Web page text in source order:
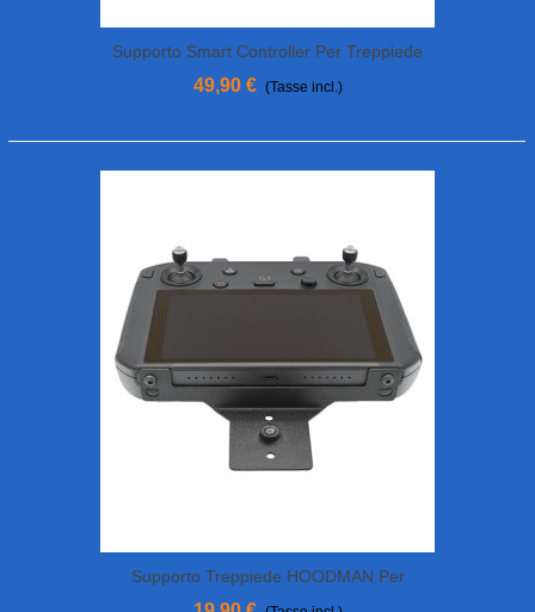
Supporto Smart Controller Per Treppiede
HOODMAN Con Cappuccio
49,90 € (Tasse incl.)
Supporto Treppiede HOODMAN Per
Smart Controller DJI